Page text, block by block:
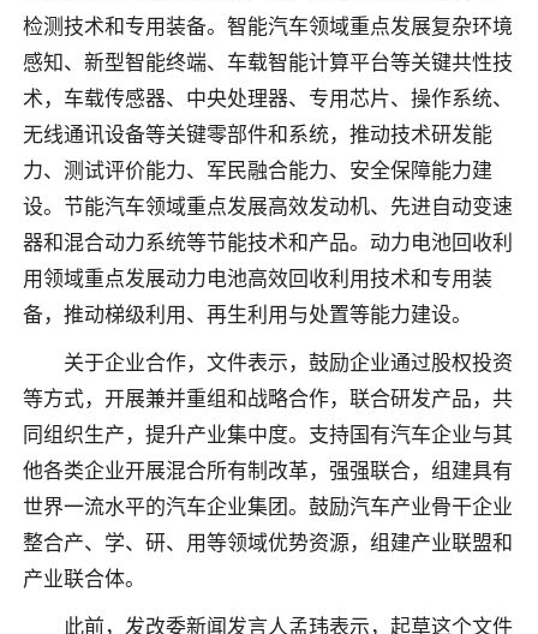
检测技术和专用装备。智能汽车领域重点发展复杂环境
感知、新型智能终端、车载智能计算平台等关键共性技
术，车载传感器、中央处理器、专用芯片、操作系统、
无线通讯设备等关键零部件和系统，推动技术研发能
力、测试评价能力、军民融合能力、安全保障能力建
设。节能汽车领域重点发展高效发动机、先进自动变速
器和混合动力系统等节能技术和产品。动力电池回收利
用领域重点发展动力电池高效回收利用技术和专用装
备，推动梯级利用、再生利用与处置等能力建设。
关于企业合作，文件表示，鼓励企业通过股权投资
等方式，开展兼并重组和战略合作，联合研发产品，共
同组织生产，提升产业集中度。支持国有汽车企业与其
他各类企业开展混合所有制改革，强强联合，组建具有
世界一流水平的汽车企业集团。鼓励汽车产业骨干企业
整合产、学、研、用等领域优势资源，组建产业联盟和
产业联合体。
此前，发改委新闻发言人孟玮表示，起草这个文件